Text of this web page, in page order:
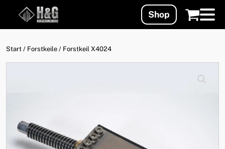
Shop
Start / Forstkeile / Forstkeil X4024